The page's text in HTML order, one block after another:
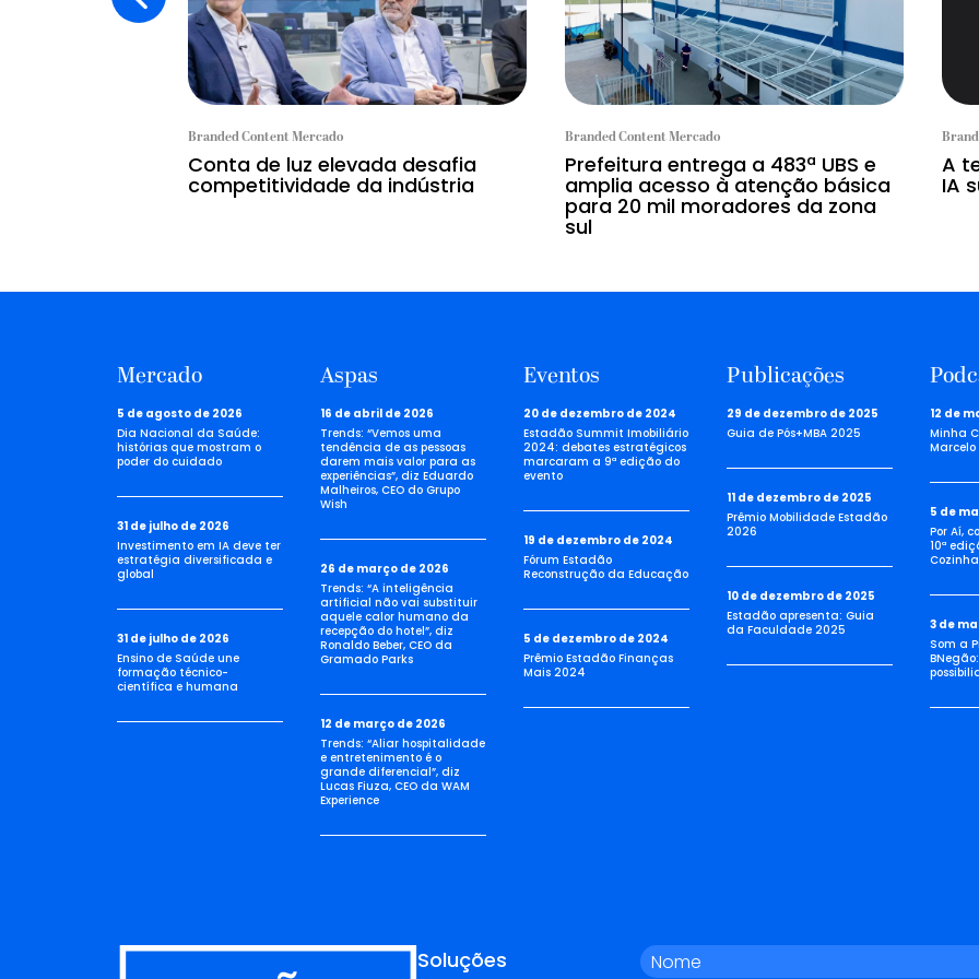
Branded Content Mercado
Conta de luz elevada desafia
competitividade da indústria
Branded Content Mercado
Prefeitura entrega a 483ª UBS e
amplia acesso à atenção básica
para 20 mil moradores da zona
sul
A
IA
Mercado
5 de agosto de 2026
Dia Nacional da Saúde:
histórias que mostram o
poder do cuidado
31 de julho de 2026
Investimento em IA deve ter
estratégia diversificada e
global
31 de julho de 2026
Ensino de Saúde une
formação técnico-
científica e humana
Aspas
16 de abril de 2026
Trends: “Vemos uma
tendência de as pessoas
darem mais valor para as
experiências”, diz Eduardo
Malheiros, CEO do Grupo
Wish
26 de março de 2026
Trends: “A inteligência
artificial não vai substituir
aquele calor humano da
recepção do hotel”, diz
Ronaldo Beber, CEO da
Gramado Parks
12 de março de 2026
Trends: “Aliar hospitalidade
e entretenimento é o
grande diferencial”, diz
Lucas Fiuza, CEO da WAM
Experience
Eventos
20 de dezembro de 2024
Estadão Summit Imobiliário
2024: debates estratégicos
marcaram a 9ª edição do
evento
19 de dezembro de 2024
Fórum Estadão
Reconstrução da Educação
5 de dezembro de 2024
Prêmio Estadão Finanças
Mais 2024
Publicações
29 de dezembro de 2025
Guia de Pós+MBA 2025
11 de dezembro de 2025
Prêmio Mobilidade Estadão
2026
10 de dezembro de 2025
Estadão apresenta: Guia
da Faculdade 2025
12 de
Minha
Marcelo
5 de
Por Aí,
10ª
3 de
Som a
Soluções